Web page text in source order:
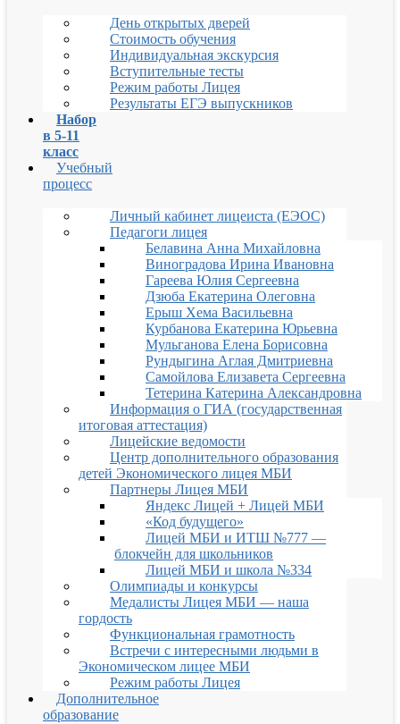
День открытых дверей
Стоимость обучения
Индивидуальная экскурсия
Вступительные тесты
Режим работы Лицея
Результаты ЕГЭ выпускников
Набор
в 5-11
класс
Учебный
процесс
Личный кабинет лицеиста (ЕЭОС)
Педагоги лицея
Белавина Анна Михайловна
Виноградова Ирина Ивановна
Гареева Юлия Сергеевна
Дзюба Екатерина Олеговна
Ерыш Хема Васильевна
Курбанова Екатерина Юрьевна
Мульганова Елена Борисовна
Рундыгина Аглая Дмитриевна
Самойлова Елизавета Сергеевна
Тетерина Катерина Александровна
Информация о ГИА (государственная
итоговая аттестация)
Лицейские ведомости
Центр дополнительного образования
детей Экономического лицея МБИ
Партнеры Лицея МБИ
Яндекс Лицей + Лицей МБИ
«Код будущего»
Лицей МБИ и ИТШ №777 —
блокчейн для школьников
Лицей МБИ и школа №334
Олимпиады и конкурсы
Медалисты Лицея МБИ — наша
гордость
Функциональная грамотность
Встречи с интересными людьми в
Экономическом лицее МБИ
Режим работы Лицея
Дополнительное
образование